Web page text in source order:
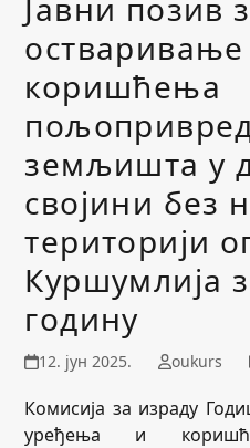
Јавни позив
коришћења
земљишта у
својини без
територији
Куршумлија
годину
12. јун 2025. oukurs
Комисија за израду
уређења и